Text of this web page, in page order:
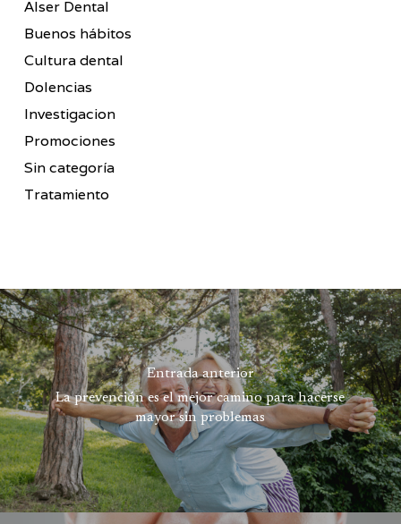
Alser Dental
Buenos hábitos
Cultura dental
Dolencias
Investigacion
Promociones
Sin categoría
Tratamiento
Entrada anterior
La prevención es el mejor camino para hacerse
mayor sin problemas